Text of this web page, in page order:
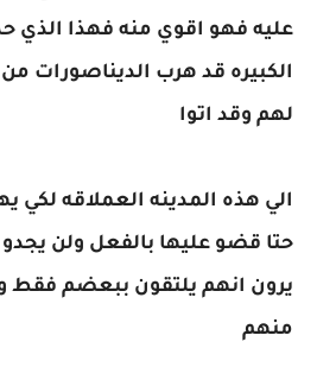
عليه فهو اقوي منه فهذا الذي
الكبيره قد هرب الديناصورات
لهم وقد اتوا
الي هذه المدينه العملاقه لكي
حتا قضو عليها بالفعل ولن
يرون انهم يلتقون ببعضم فقط
منهم